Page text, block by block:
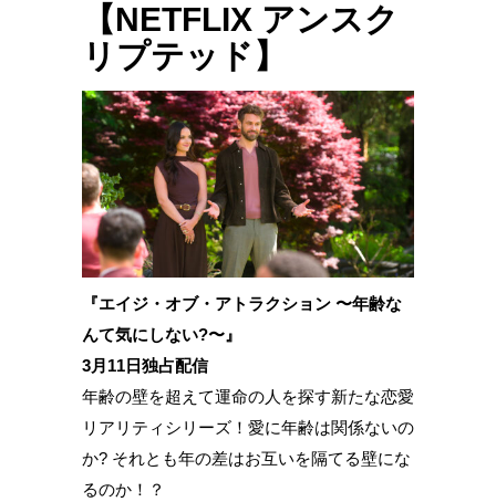
【NETFLIX アンスク
リプテッド】
『エイジ・オブ・アトラクション 〜年齢な
んて気にしない?〜』
3月11日独占配信
年齢の壁を超えて運命の人を探す新たな恋愛
リアリティシリーズ！愛に年齢は関係ないの
か? それとも年の差はお互いを隔てる壁にな
るのか！？